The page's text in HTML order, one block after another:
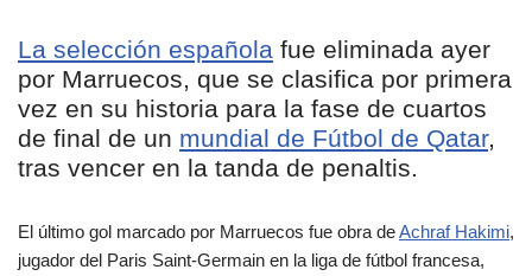
La selección española fue eliminada ayer
por Marruecos, que se clasifica por primera
vez en su historia para la fase de cuartos
de final de un mundial de Fútbol de Qatar,
tras vencer en la tanda de penaltis.
El último gol marcado por Marruecos fue obra deAchraf Hakimi,
jugador del Paris Saint-Germain en la liga de fútbol francesa,